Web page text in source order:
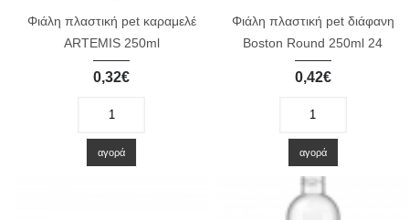
Φιάλη πλαστική pet καραμελέ
ARTEMIS 250ml
0,32€
αγορά
Φιάλη πλαστική pet διάφανη
Boston Round 250ml 24
0,42€
αγορά